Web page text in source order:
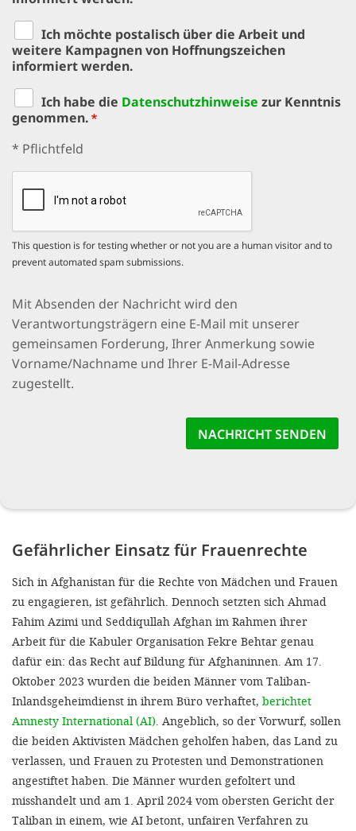
Ich möchte postalisch über die Arbeit und
weitere Kampagnen von Hoffnungszeichen
informiert werden.
Ich habe die Datenschutzhinweise zur Kenntnis
genommen.
Pflichtfeld
* Pflichtfeld
This question is for testing whether or not you are a human visitor and to
prevent automated spam submissions.
Datenschutzhinweis
Mit Absenden der Nachricht wird den
Verantwortungsträgern eine E-Mail mit unserer
gemeinsamen Forderung, Ihrer Anmerkung sowie
Vorname/Nachname und Ihrer E-Mail-Adresse
zugestellt.
Gefährlicher Einsatz für Frauenrechte
Sich in Afghanistan für die Rechte von Mädchen und Frauen
zu enga­gieren, ist gefährlich. Dennoch setz­ten sich Ahmad
Fahim Azimi und Seddiqullah Afghan im Rahmen ihrer
Arbeit für die Kabuler Organi­sation Fekre Behtar genau
dafür ein: das Recht auf Bildung für Afghanin­nen. Am 17.
Oktober 2023 wurden die beiden Männer vom Taliban-
Inlandsgeheimdienst in ihrem Büro verhaftet, berichtet
Amnesty International (AI). Angeblich, so der Vor­wurf, sollen
die beiden Aktivisten Mädchen geholfen haben, das Land zu
verlassen, und Frauen zu Protes­ten und Demonstrationen
angestif­tet haben. Die Männer wurden ge­foltert und
misshandelt und am 1. April 2024 vom obersten Gericht der
Taliban in einem, wie AI betont, un­fairen Verfahren zu